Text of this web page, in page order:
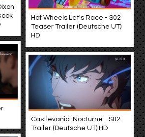
Hot Wheels Let's Race - S02
Teaser Trailer (Deutsche UT)
HD
Castlevania: Nocturne - S02
Trailer (Deutsche UT) HD